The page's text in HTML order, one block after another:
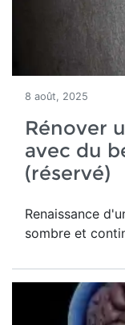
8 août, 2025
Rénover
avec du
(réservé)
Renaissance
sombre et